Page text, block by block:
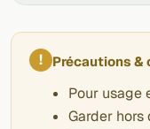
! Précautions
Pour usage
Garder hors